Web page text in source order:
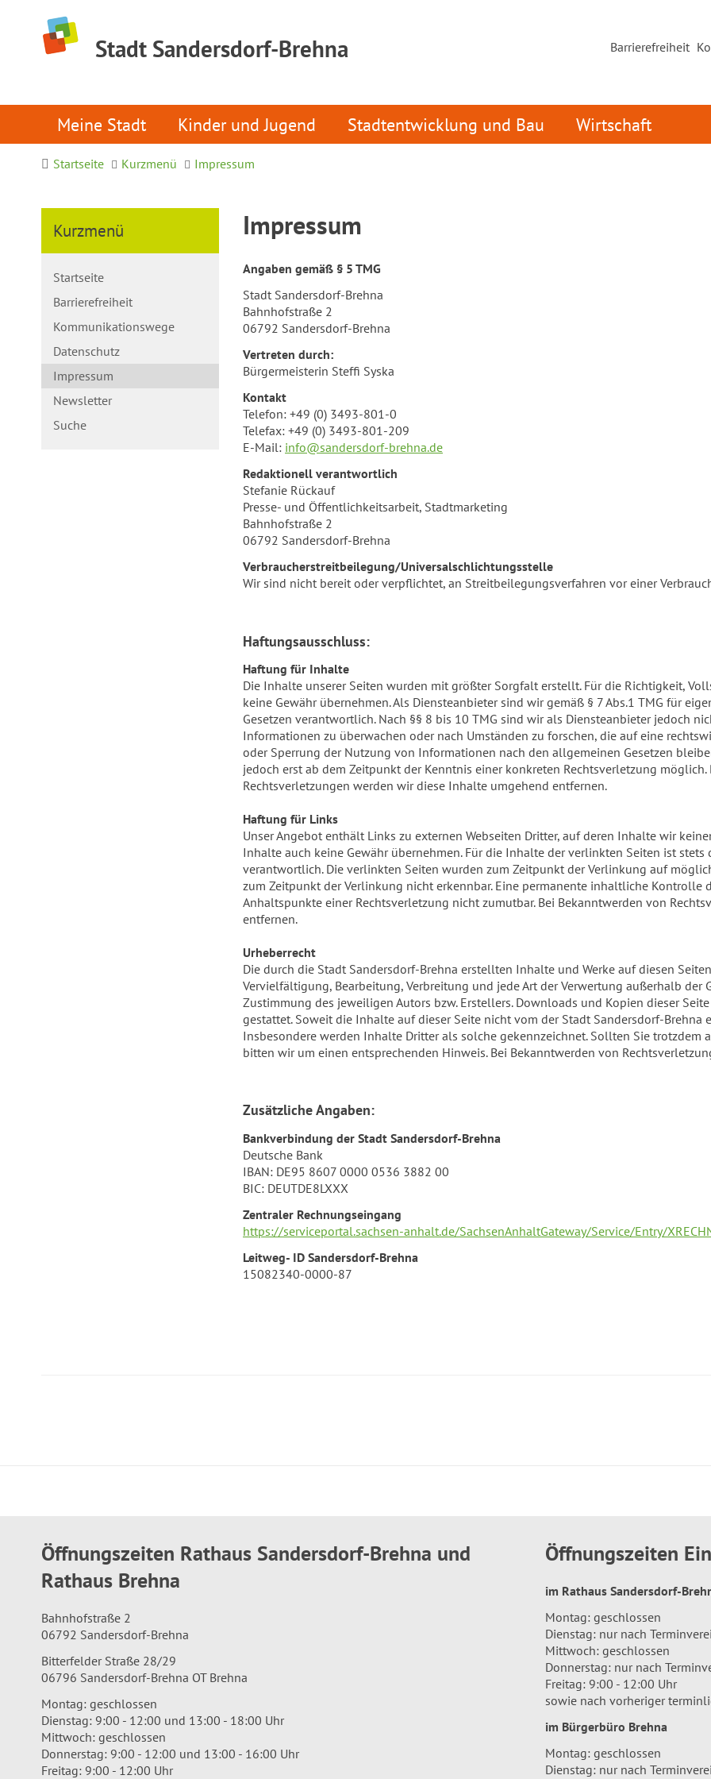
Stadt Sandersdorf-Brehna Barrierefreiheit
Meine Stadt Kinder und Jugend Stadtentwicklung und Bau Wirtschaft
Startseite Kurzmenü Impressum
Kurzmenü
Startseite
Barrierefreiheit
Kommunikationswege
Datenschutz
Impressum
Newsletter
Suche
Impressum
Angaben gemäß § 5 TMG
Stadt Sandersdorf-Brehna
Bahnhofstraße 2
06792 Sandersdorf-Brehna
Vertreten durch:
Bürgermeisterin Steffi Syska
Kontakt
Telefon: +49 (0) 3493-801-0
Telefax: +49 (0) 3493-801-209
E-Mail: info@sandersdorf-brehna.de
Redaktionell verantwortlich
Stefanie Rückauf
Presse- und Öffentlichkeitsarbeit, Stadtmarketing
Bahnhofstraße 2
06792 Sandersdorf-Brehna
Verbraucherstreitbeilegung/Universalschlichtungsstelle
Wir sind nicht bereit oder verpflichtet, an Streitbeilegungsverfahren vor einer
Haftungsausschluss:
Haftung für Inhalte
Die Inhalte unserer Seiten wurden mit größter Sorgfalt erstellt. Für die Richtigkeit,
keine Gewähr übernehmen. Als Diensteanbieter sind wir gemäß § 7 Abs.1 TMG für
Gesetzen verantwortlich. Nach §§ 8 bis 10 TMG sind wir als Diensteanbieter jedoch
Informationen zu überwachen oder nach Umständen zu forschen, die auf eine
oder Sperrung der Nutzung von Informationen nach den allgemeinen Gesetzen
jedoch erst ab dem Zeitpunkt der Kenntnis einer konkreten Rechtsverletzung
Rechtsverletzungen werden wir diese Inhalte umgehend entfernen.
Haftung für Links
Unser Angebot enthält Links zu externen Webseiten Dritter, auf deren Inhalte wir
Inhalte auch keine Gewähr übernehmen. Für die Inhalte der verlinkten Seiten ist
verantwortlich. Die verlinkten Seiten wurden zum Zeitpunkt der Verlinkung auf
zum Zeitpunkt der Verlinkung nicht erkennbar. Eine permanente inhaltliche
Anhaltspunkte einer Rechtsverletzung nicht zumutbar. Bei Bekanntwerden von
entfernen.
Urheberrecht
Die durch die Stadt Sandersdorf-Brehna erstellten Inhalte und Werke auf diesen
Vervielfältigung, Bearbeitung, Verbreitung und jede Art der Verwertung außerhalb der
Zustimmung des jeweiligen Autors bzw. Erstellers. Downloads und Kopien dieser
gestattet. Soweit die Inhalte auf dieser Seite nicht vom der Stadt Sandersdorf-
Insbesondere werden Inhalte Dritter als solche gekennzeichnet. Sollten Sie trotzdem
bitten wir um einen entsprechenden Hinweis. Bei Bekanntwerden von
Zusätzliche Angaben:
Bankverbindung der Stadt Sandersdorf-Brehna
Deutsche Bank
IBAN: DE95 8607 0000 0536 3882 00
BIC: DEUTDE8LXXX
Zentraler Rechnungseingang
https://serviceportal.sachsen-anhalt.de/SachsenAnhaltGateway/Service/Entry/
Leitweg- ID Sandersdorf-Brehna
15082340-0000-87
Öffnungszeiten Rathaus Sandersdorf-Brehna und
Rathaus Brehna
Bahnhofstraße 2
06792 Sandersdorf-Brehna
Bitterfelder Straße 28/29
06796 Sandersdorf-Brehna OT Brehna
Montag: geschlossen
Dienstag: 9:00 - 12:00 und 13:00 - 18:00 Uhr
Mittwoch: geschlossen
Donnerstag: 9:00 - 12:00 und 13:00 - 16:00 Uhr
Freitag: 9:00 - 12:00 Uhr
Öffnungszeiten
im Rathaus Sandersdorf-
Montag: geschlossen
Dienstag: nur nach
Mittwoch: geschlossen
Donnerstag: nur nach
Freitag: 9:00 - 12:00 Uhr
sowie nach vorheriger
im Bürgerbüro Brehna
Montag: geschlossen
Dienstag: nur nach